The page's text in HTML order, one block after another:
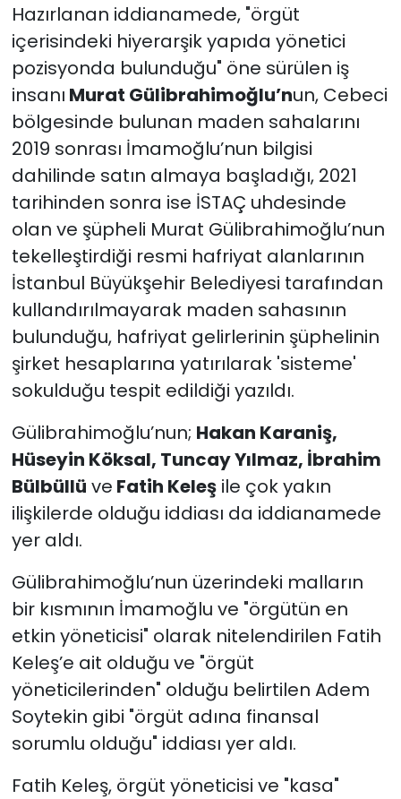
Hazırlanan iddianamede, "örgüt
içerisindeki hiyerarşik yapıda yönetici
pozisyonda bulunduğu" öne sürülen iş
insanı Murat Gülibrahimoğlu’nun, Cebeci
bölgesinde bulunan maden sahalarını
2019 sonrası İmamoğlu’nun bilgisi
dahilinde satın almaya başladığı, 2021
tarihinden sonra ise İSTAÇ uhdesinde
olan ve şüpheli Murat Gülibrahimoğlu’nun
tekelleştirdiği resmi hafriyat alanlarının
İstanbul Büyükşehir Belediyesi tarafından
kullandırılmayarak maden sahasının
bulunduğu, hafriyat gelirlerinin şüphelinin
şirket hesaplarına yatırılarak 'sisteme'
sokulduğu tespit edildiği yazıldı.
Gülibrahimoğlu’nun; Hakan Karaniş,
Hüseyin Köksal, Tuncay Yılmaz, İbrahim
Bülbüllü ve Fatih Keleşile çok yakın
ilişkilerde olduğu iddiası da iddianamede
yer aldı.
Gülibrahimoğlu’nun üzerindeki malların
bir kısmının İmamoğlu ve "örgütün en
etkin yöneticisi" olarak nitelendirilen Fatih
Keleş’e ait olduğu ve "örgüt
yöneticilerinden" olduğu belirtilen Adem
Soytekin gibi "örgüt adına finansal
sorumlu olduğu" iddiası yer aldı.
Fatih Keleş, örgüt yöneticisi ve "kasa"